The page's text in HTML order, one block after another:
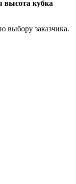
высота кубка
выбору заказчика.